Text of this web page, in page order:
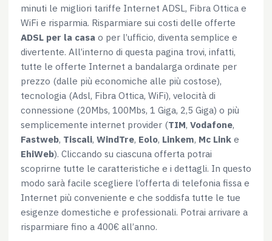
minuti le migliori tariffe Internet ADSL, Fibra Ottica e
WiFi e risparmia. Risparmiare sui costi delle offerte
ADSL per la casa o per l’ufficio, diventa semplice e
divertente. All’interno di questa pagina trovi, infatti,
tutte le offerte Internet a bandalarga ordinate per
prezzo (dalle più economiche alle più costose),
tecnologia (Adsl, Fibra Ottica, WiFi), velocità di
connessione (20Mbs, 100Mbs, 1 Giga, 2,5 Giga) o più
semplicemente internet provider (TIM, Vodafone,
Fastweb, Tiscali, WindTre, Eolo, Linkem, Mc Link e
EhiWeb). Cliccando su ciascuna offerta potrai
scoprirne tutte le caratteristiche e i dettagli. In questo
modo sarà facile scegliere l’offerta di telefonia fissa e
Internet più conveniente e che soddisfa tutte le tue
esigenze domestiche e professionali. Potrai arrivare a
risparmiare fino a 400€ all’anno.